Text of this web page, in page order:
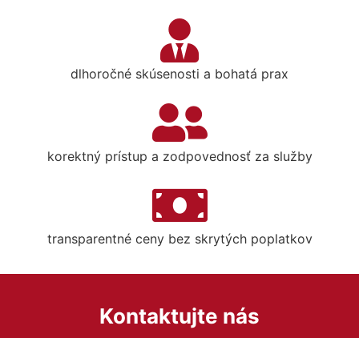
dlhoročné skúsenosti a bohatá prax
korektný prístup a zodpovednosť za služby
transparentné ceny bez skrytých poplatkov
Kontaktujte nás